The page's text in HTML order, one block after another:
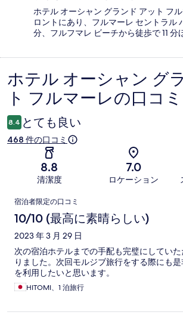
ホテル オーシャン グランド アット フ
ロントにあり、フルマーレ セントラル
分、フルフマレ ビーチから徒歩で 11 分
口
コ
ミ
ホテル オーシャン グ
ト フルマーレの口コミ
8.4 とても良い
468 件の口コミ
8.8
清潔度
7.0
ロケーション
口
コ
ミ
宿泊者限定の口コミ
10/10 (最高に素晴らしい)
2023 年 3 月 29 日
次の宿泊ホテルまでの手配も完璧にしてい
りました。次回モルジブ旅行をする際にも
を利用したいと思います。
HITOMI、1 泊旅行